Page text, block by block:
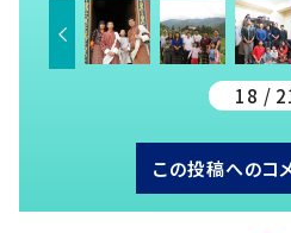
18 /
この投稿へのコ